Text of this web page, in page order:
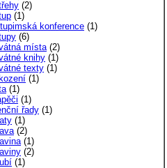
(2)
(1)
konference (1)
(6)
místa(2)
knihy (1)
texty (1)
(1)
(1)
(1)
řady (1)
(1)
(2)
(1)
(2)
(1)